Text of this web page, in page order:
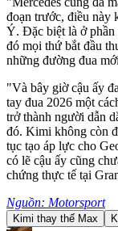
đoạn trước, điều này
Ý. Đặc biệt là ở phần
đó mọi thứ bắt đầu
những đường đua
"Và bây giờ cậu ấy
tay đua 2026 một
trở thành người dẫn
đó. Kimi không còn
tục tạo áp lực cho
có lẽ cậu ấy cũng
chứng thực tế tại
Nguồn: Motorsport
Kimi thay thế Max